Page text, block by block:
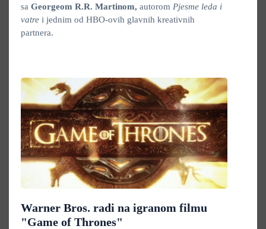
sa Georgeom R.R. Martinom, autorom Pjesme leda i
vatre i jednim od HBO-ovih glavnih kreativnih
partnera.
Warner Bros. radi na igranom filmu
"Game of Thrones"